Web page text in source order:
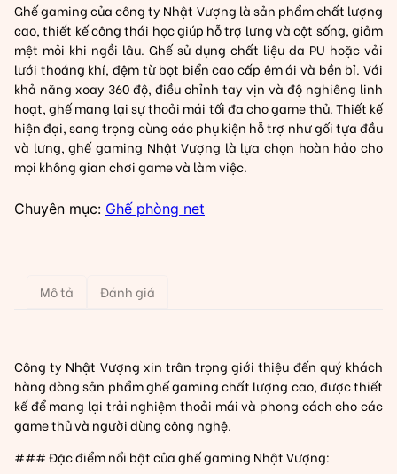
Ghế gaming của công ty Nhật Vượng là sản phẩm chất lượng
cao, thiết kế công thái học giúp hỗ trợ lưng và cột sống, giảm
mệt mỏi khi ngồi lâu. Ghế sử dụng chất liệu da PU hoặc vải
lưới thoáng khí, đệm từ bọt biển cao cấp êm ái và bền bỉ. Với
khả năng xoay 360 độ, điều chỉnh tay vịn và độ nghiêng linh
hoạt, ghế mang lại sự thoải mái tối đa cho game thủ. Thiết kế
hiện đại, sang trọng cùng các phụ kiện hỗ trợ như gối tựa đầu
và lưng, ghế gaming Nhật Vượng là lựa chọn hoàn hảo cho
mọi không gian chơi game và làm việc.
Chuyên mục: Ghế phòng net
Mô tả Đánh giá
Công ty Nhật Vượng xin trân trọng giới thiệu đến quý khách
hàng dòng sản phẩm ghế gaming chất lượng cao, được thiết
kế để mang lại trải nghiệm thoải mái và phong cách cho các
game thủ và người dùng công nghệ.
### Đặc điểm nổi bật của ghế gaming Nhật Vượng: